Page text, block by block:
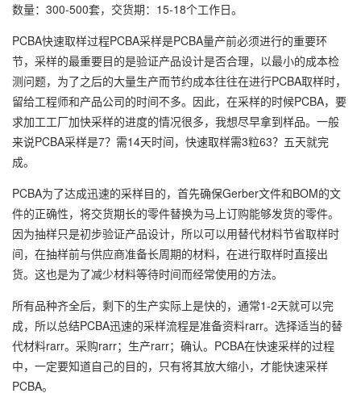
数量：300-500套，交货期：15-18个工作日。
PCBA快速取样过程PCBA采样是PCBA量产前必须进行的重要环
节，采样的最重要目的是验证产品设计是否合理，以最小的成本检
测问题，为了之后的大量生产而节约成本往往在进行PCBA取样时，
留给工程师和产品公司的时间不多。因此，在采样的时候PCBA，要
求加工工厂加快采样的进度的情况很多，我想尽早拿到样品。一般
来说PCBA采样是7？需14天时间，快速取样需3粒63？五天就完
成。
PCBA为了达成迅速的采样目的，首先确保Gerber文件和BOM的文
件的正确性，将交货期长的零件替换为马上订购能够发货的零件。
因为抽样只是初步验证产品设计，所以可以用替代材料节省取样时
间，在抽样前与供应商准备长周期的材料，在进行取样时直接出
货。这也是为了减少材料等待时间而经常使用的方法。
所有品种齐全后，剩下的生产实际上是快的，通常1-2天就可以完
成，所以总结PCBA迅速的采样流程是准备资料rarr。选择适当的替
代材料rarr。采购rarr；生产rarr；确认。PCBA在快速采样的过程
中，一定要知道自己的目的，只有将其放大缩小，才能快速采样
PCBA。